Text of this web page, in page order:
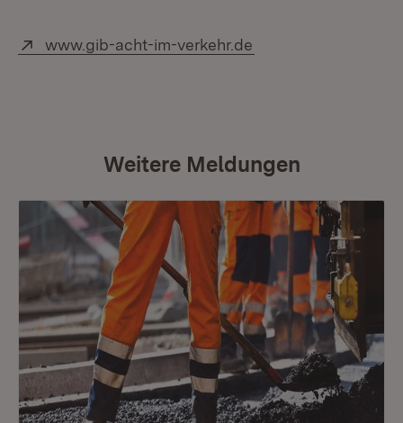
Extern:
www.gib-acht-im-verkehr.de
Weitere Meldungen